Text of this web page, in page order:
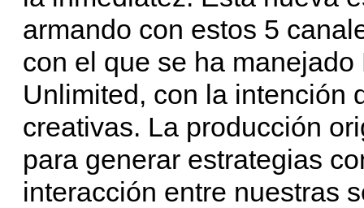
armando con estos 5
con el que se ha
Unlimited, con la intención
creativas. La producción
para generar estrategias
interacción entre nuestras